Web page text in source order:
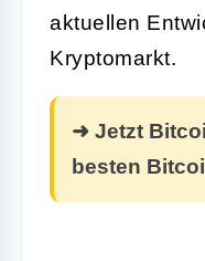
aktuellen
Kryptomarkt.
➜ Jetzt
besten